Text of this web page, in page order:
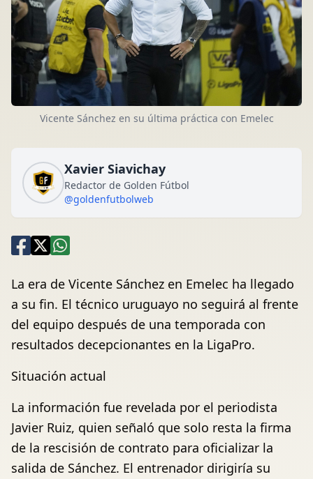
Vicente Sánchez en su última práctica con Emelec
Xavier Siavichay
Redactor de Golden Fútbol
@goldenfutbolweb
La era de Vicente Sánchez en Emelec ha llegado
a su fin. El técnico uruguayo no seguirá al frente
del equipo después de una temporada con
resultados decepcionantes en la LigaPro.
Situación actual
La información fue revelada por el periodista
Javier Ruiz, quien señaló que solo resta la firma
de la rescisión de contrato para oficializar la
salida de Sánchez. El entrenador dirigiría su